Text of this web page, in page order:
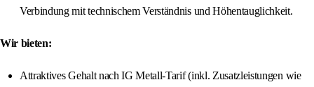
Verbindung mit technischem Verständnis und Höhentauglichkeit.
Wir bieten:
Attraktives Gehalt nach IG Metall-Tarif (inkl. Zusatzleistungen wie